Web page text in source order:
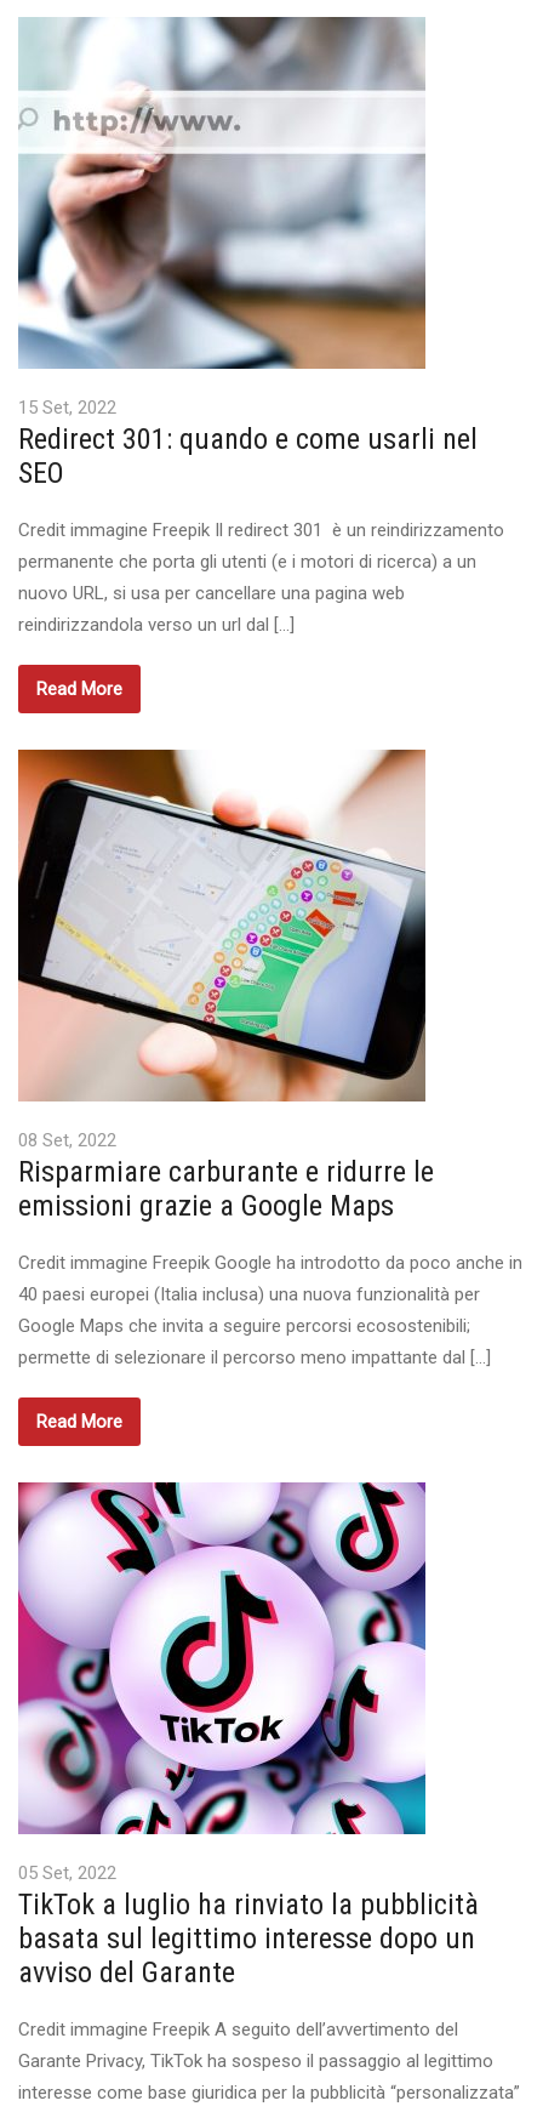
15 Set, 2022
Redirect 301: quando e come usarli nel
SEO
Credit immagine Freepik Il redirect 301 è un reindirizzamento
permanente che porta gli utenti (e i motori di ricerca) a un
nuovo URL, si usa per cancellare una pagina web
reindirizzandola verso un url dal […]
Read More
08 Set, 2022
Risparmiare carburante e ridurre le
emissioni grazie a Google Maps
Credit immagine Freepik Google ha introdotto da poco anche in
40 paesi europei (Italia inclusa) una nuova funzionalità per
Google Maps che invita a seguire percorsi ecosostenibili;
permette di selezionare il percorso meno impattante dal […]
Read More
05 Set, 2022
TikTok a luglio ha rinviato la pubblicità
basata sul legittimo interesse dopo un
avviso del Garante
Credit immagine Freepik A seguito dell’avvertimento del
Garante Privacy, TikTok ha sospeso il passaggio al legittimo
interesse come base giuridica per la pubblicità “personalizzata”